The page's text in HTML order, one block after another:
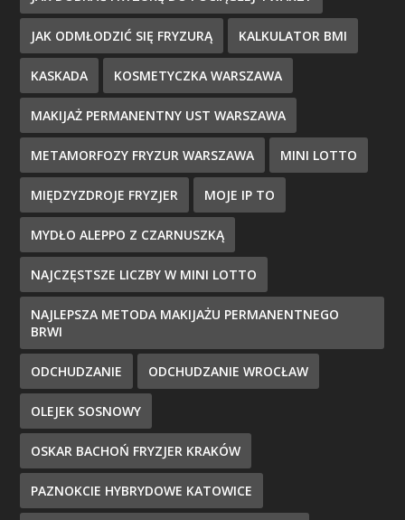
JAK ODMŁODZIĆ SIĘ FRYZURĄ KALKULATOR BMI
KASKADA KOSMETYCZKA WARSZAWA
MAKIJAŻ PERMANENTNY UST WARSZAWA
METAMORFOZY FRYZUR WARSZAWA MINI LOTTO
MIĘDZYZDROJE FRYZJER MOJE IP TO
MYDŁO ALEPPO Z CZARNUSZKĄ
NAJCZĘSTSZE LICZBY W MINI LOTTO
NAJLEPSZA METODA MAKIJAŻU PERMANENTNEGO
BRWI
ODCHUDZANIE ODCHUDZANIE WROCŁAW
OLEJEK SOSNOWY
OSKAR BACHOŃ FRYZJER KRAKÓW
PAZNOKCIE HYBRYDOWE KATOWICE